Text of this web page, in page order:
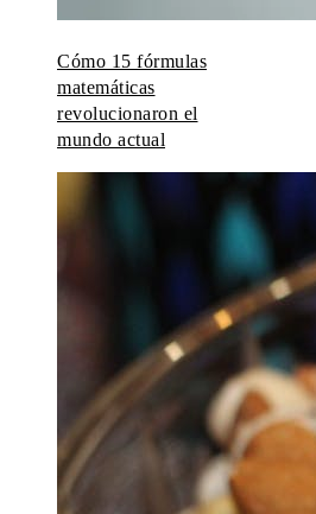
Cómo 15 fórmulas
matemáticas
revolucionaron el
mundo actual